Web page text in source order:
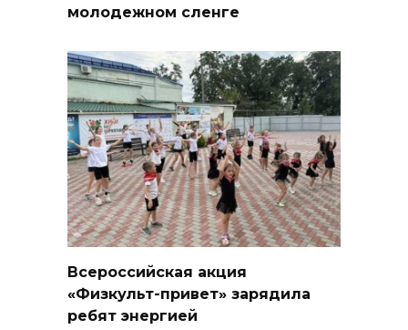
молодежном сленге
Всероссийская акция
«Физкульт-привет» зарядила
ребят энергией